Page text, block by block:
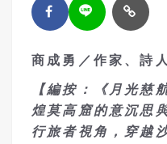
商成勇／作家、詩人
【編按：《月光慈
煌莫高窟的意沉思
行旅者視角，穿越